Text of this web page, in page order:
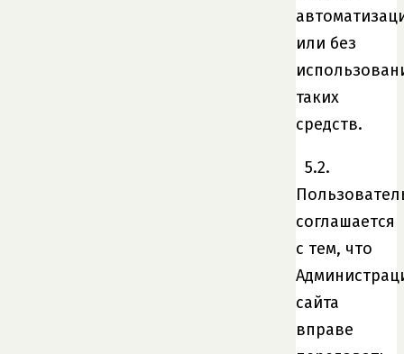
или без
таких
средств.
5.2.
соглашается
с тем, что
сайта
вправе